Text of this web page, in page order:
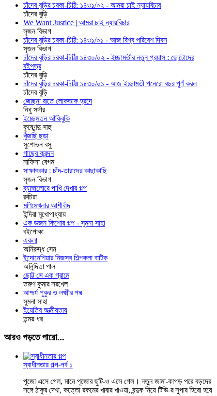
চাঁদের বুড়ির চরকা-চিঠি: ১৪৩১/০২ - আমরা চাই ন্যায়বিচার
চাঁদের বুড়ি
We Want Justice | আমরা চাই ন্যায়বিচার
সৃজন বিভাগ
চাঁদের বুড়ির চরকা-চিঠি: ১৪৩১/০১ - আজ বিশ্ব পরিবেশ দিবস
সৃজন বিভাগ
চাঁদের বুড়ির চরকা-চিঠিঃ ১৪৩০/০২ - ইচ্ছামতীর নতুন প্রয়াস : ছোটোদের
বইপত্র
চাঁদের বুড়ি
চাঁদের বুড়ির চরকা-চিঠিঃ ১৪৩০/০১ - আজ ইচ্ছামতী পনেরো বছর পূর্ণ করল
চাঁদের বুড়ি
জোছনা রাতে লোকতাক হ্রদে
নিধু সর্দার
ইচ্ছেমতন আঁকিবুকি
কৃষ্ণেন্দু সাহু
খুঁজছি ছড়া
সুশোভন বসু
গাছের ক্রন্দন
নাফিসা বেগম
সাক্ষাৎকার : চাঁদ-তারাদের কাছাকাছি
সৃজন বিভাগ
ব্যাঙ্গালোরে পাখি দেখার গল্প
রুচিরা
মণিমেখলার আশীর্বাদ
ইন্দিরা মুখোপাধ্যায়
এক ডজন কিশোর গল্প - সুমনা সাহা
বইপোকা
একলা
অনিরুদ্ধ সেন
ইন্দোনেশিয়ার নিজস্ব শিল্পকলা বাটিক
অনিন্দিতা পাল
ছোট্ট সে এক গ্রামে
তরুণ কুমার সরখেল
আশ্চর্য পুকুর ও লক্ষ্মীর পদ্ম
সুমনা সাহা
ইয়েতির আত্মীয়তায়
তন্ময় ধর
আরও পড়তে পারো...
স্বাধীনতার গল্প-পর্ব ১
পূজো এসে গেল, মানে পূজোর ছুটি-ও এসে গেল। নতুন জামা-কাপড় পরে বড়দের
সঙ্গে ঠাকুর দেখা, কত্তো রকমের খাবার খাওয়া, বন্দুক নিয়ে টিভি-র সুপার হিরো হয়ে